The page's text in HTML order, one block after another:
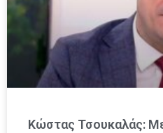
Κώστας Τσουκαλάς: